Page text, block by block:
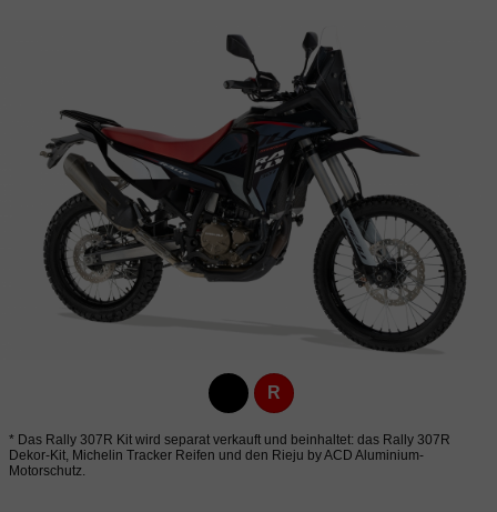
R
* Das Rally 307R Kit wird separat verkauft und beinhaltet: das Rally 307R
Dekor-Kit, Michelin Tracker Reifen und den Rieju by ACD Aluminium-
Motorschutz.